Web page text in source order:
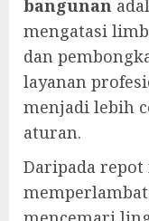
bangunan
mengatasi
dan
layanan
menjadi lebih
aturan.
Daripada